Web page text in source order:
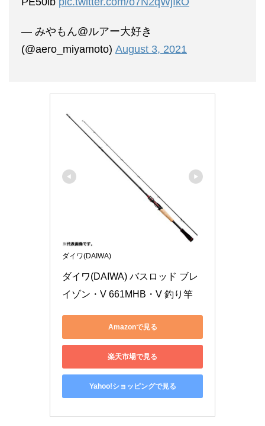
— みやもん@ルアー大好き
(@aero_miyamoto) August 3, 2021
ダイワ(DAIWA)
ダイワ(DAIWA) バスロッド ブレ
イゾン・V 661MHB・V 釣り竿
Amazonで見る
楽天市場で見る
Yahoo!ショッピングで見る